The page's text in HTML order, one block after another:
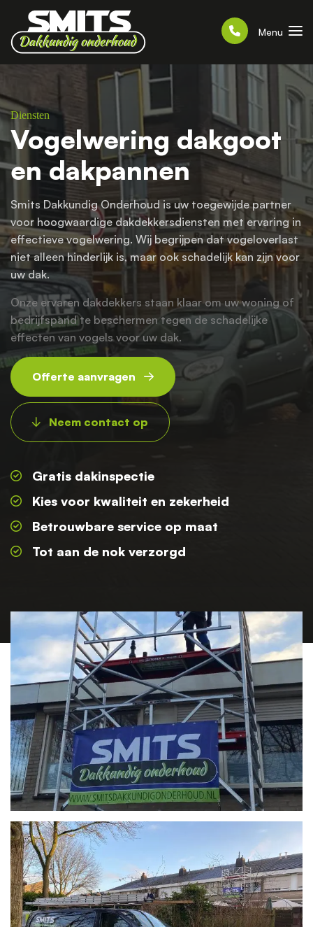
Menu
Diensten
Vogelwering dakgoot
en dakpannen
Smits Dakkundig Onderhoud is uw toegewijde partner
voor hoogwaardige dakdekkersdiensten met ervaring in
effectieve vogelwering. Wij begrijpen dat vogeloverlast
niet alleen hinderlijk is, maar ook schadelijk kan zijn voor
uw dak.
Onze ervaren dakdekkers staan klaar om uw woning of
bedrijfspand te beschermen tegen de schadelijke
effecten van vogels voor uw dak.
Offerte aanvragen
Neem contact op
Gratis dakinspectie
Kies voor kwaliteit en zekerheid
Betrouwbare service op maat
Tot aan de nok verzorgd